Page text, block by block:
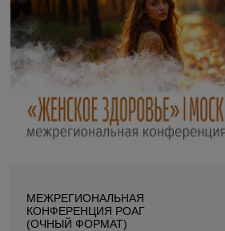
МЕЖРЕГИОНАЛЬНАЯ
КОНФЕРЕНЦИЯ РОАГ
(ОЧНЫЙ ФОРМАТ)